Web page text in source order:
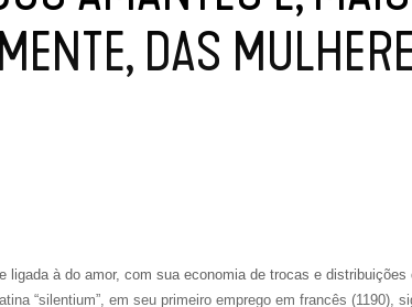
DAS
ligada à do amor, com sua economia de trocas e
“silentium”, em seu primeiro emprego em francês (1190),